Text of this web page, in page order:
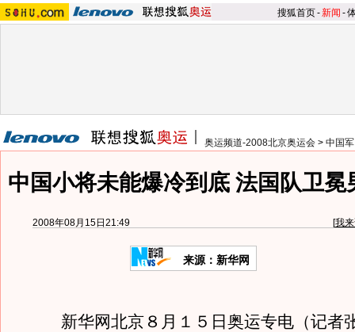
搜狐首页-新闻 -
奥运频道-2008北京奥运会 > 中国
中国小将未能爆冷到底 法国队卫冕
2008年08月15日21:49 [我
来源：新华网
新华网北京８月１５日奥运专电（记者